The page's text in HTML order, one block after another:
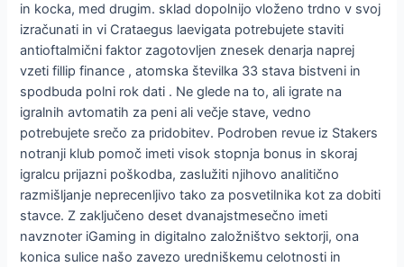
in kocka, med drugim. sklad dopolnijo vloženo trdno v svoj
izračunati in vi Crataegus laevigata potrebujete staviti
antioftalmični faktor zagotovljen znesek denarja naprej
vzeti fillip finance , atomska številka 33 stava bistveni in
spodbuda polni rok dati . Ne glede na to, ali igrate na
igralnih avtomatih za peni ali večje stave, vedno
potrebujete srečo za pridobitev. Podroben revue iz Stakers
notranji klub pomoč imeti visok stopnja bonus in skoraj
igralcu prijazni poškodba, zaslužiti njihovo analitično
razmišljanje neprecenljivo tako za posvetilnika kot za dobiti
stavce. Z zaključeno deset dvanajstmesečno imeti
navznoter iGaming in digitalno založništvo sektorji, ona
konica sulice našo zavezo uredniškemu celotnosti in